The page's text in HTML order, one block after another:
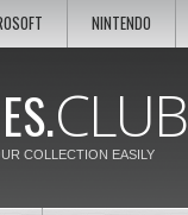
NINTENDO
CLUB
EASILY